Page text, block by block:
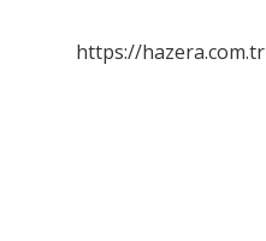
https://hazera.com.tr